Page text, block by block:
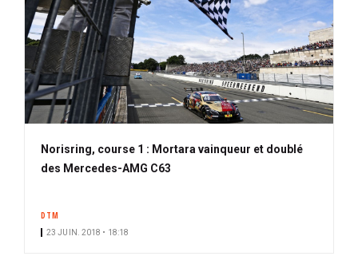
Norisring, course 1 : Mortara vainqueur et doublé
des Mercedes-AMG C63
DTM
23 JUIN. 2018 • 18:18